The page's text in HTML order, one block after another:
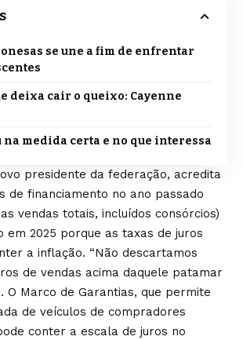
se une a fim de enfrentar
deixa cair o queixo: Cayenne
na medida certa e no que interessa
presidente da federação, acredita
de financiamento no ano passado
vendas totais, incluídos consórcios)
em 2025 porque as taxas de juros
a inflação. “Não descartamos
de vendas acima daquele patamar
O Marco de Garantias, que permite
de veículos de compradores
conter a escala de juros no